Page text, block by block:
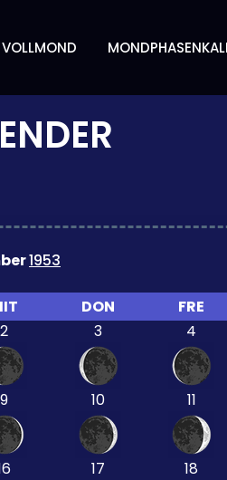
1953
DON FRE
2 3 4
9 10 11
17 18